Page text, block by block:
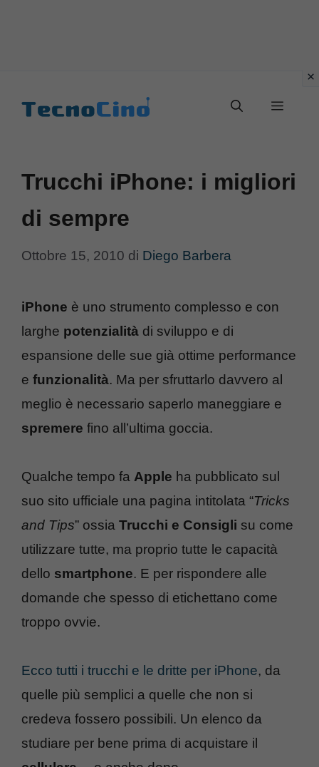
Menu
Trucchi iPhone: i migliori
di sempre
Ottobre 15, 2010 di Diego Barbera
iPhone è uno strumento complesso e con
larghe potenzialità di sviluppo e di
espansione delle sue già ottime performance
e funzionalità. Ma per sfruttarlo davvero al
meglio è necessario saperlo maneggiare e
spremere fino all’ultima goccia.
Qualche tempo fa Apple ha pubblicato sul
suo sito ufficiale una pagina intitolata “Tricks
and Tips” ossia Trucchi e Consigli su come
utilizzare tutte, ma proprio tutte le capacità
dello smartphone. E per rispondere alle
domande che spesso di etichettano come
troppo ovvie.
Ecco tutti i trucchi e le dritte per iPhone, da
quelle più semplici a quelle che non si
credeva fossero possibili. Un elenco da
studiare per bene prima di acquistare il